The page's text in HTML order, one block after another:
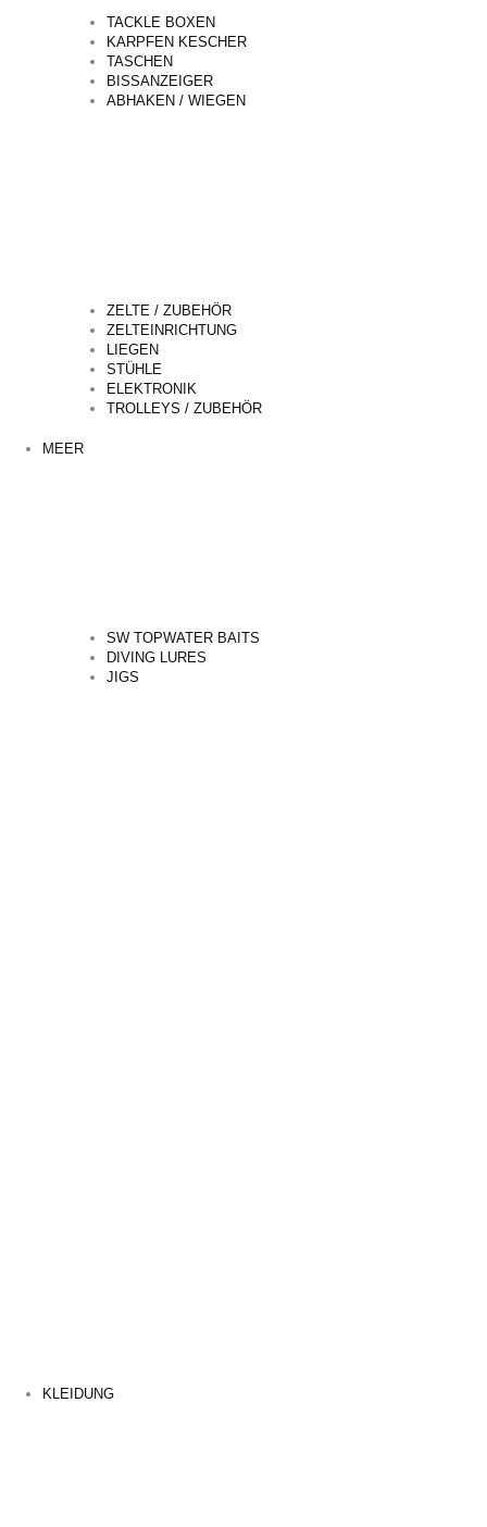
TACKLE BOXEN
KARPFEN KESCHER
TASCHEN
BISSANZEIGER
ABHAKEN / WIEGEN
ZELTE / ZUBEHÖR
ZELTEINRICHTUNG
LIEGEN
STÜHLE
ELEKTRONIK
TROLLEYS / ZUBEHÖR
MEER
SW TOPWATER BAITS
DIVING LURES
JIGS
KLEIDUNG